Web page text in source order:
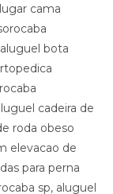
cama
bota
cadeira de
roda obeso
elevacao de
para perna
sp, aluguel